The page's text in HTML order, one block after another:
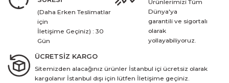
(Daha Erken Teslimatlar
için
İletişime Geçiniz) : 30
Gün
Ürünlerimizi Tüm
Dünya'ya
garantili ve sigortalı
olarak
yollayabiliyoruz.
ÜCRETSİZ KARGO
Sitemizden alacağınız ürünler İstanbul içi ücretsiz olarak
kargolanır İstanbul dışı için lütfen İletişime geçiniz.